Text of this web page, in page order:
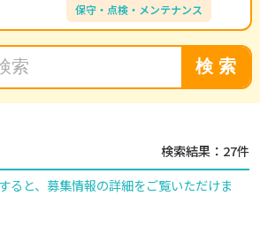
保守・点検・メンテナンス
検 索
検索結果：27件
ると、募集情報の詳細をご覧いただけま